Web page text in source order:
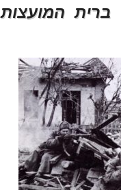
ברית המועצות